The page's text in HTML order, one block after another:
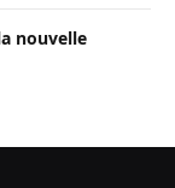
nouvelle